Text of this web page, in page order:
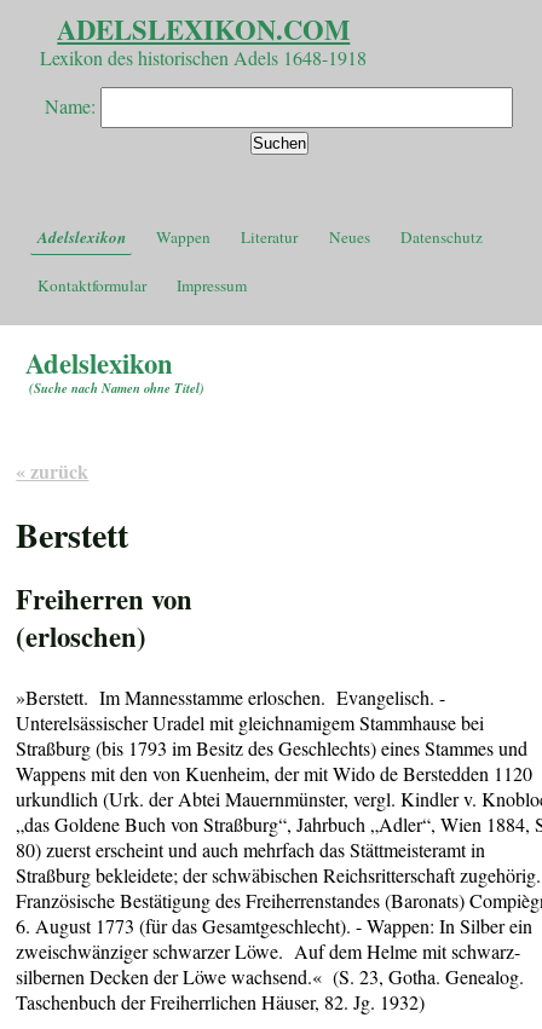
ADELSLEXIKON.COM
Lexikon des historischen Adels 1648-1918
Name:
Adelslexikon Wappen Literatur Neues Datenschutz
Kontaktformular Impressum
Adelslexikon
(Suche nach Namen ohne Titel)
« zurück
Berstett
Freiherren von
(erloschen)
»Berstett. Im Mannesstamme erloschen. Evangelisch. -
Unterelsässischer Uradel mit gleichnamigem Stammhause bei
Straßburg (bis 1793 im Besitz des Geschlechts) eines Stammes und
Wappens mit den von Kuenheim, der mit Wido de Berstedden 1120
urkundlich (Urk. der Abtei Mauernmünster, vergl. Kindler v.
„das Goldene Buch von Straßburg“, Jahrbuch „Adler“, Wien 1884,
80) zuerst erscheint und auch mehrfach das Stättmeisteramt in
Straßburg bekleidete; der schwäbischen Reichsritterschaft
Französische Bestätigung des Freiherrenstandes (Baronats)
6. August 1773 (für das Gesamtgeschlecht). - Wappen: In Silber ein
zweischwänziger schwarzer Löwe. Auf dem Helme mit schwarz-
silbernen Decken der Löwe wachsend.« (S. 23, Gotha. Genealog.
Taschenbuch der Freiherrlichen Häuser, 82. Jg. 1932)